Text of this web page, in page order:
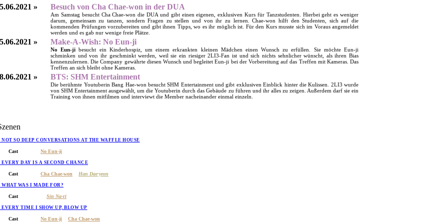
» Besuch von Cha Chae-won in der DUA
Am Samstag besucht Cha Chae-won die DUA und gibt einen eigenen, exklusiven Kurs für Tanzstudenten. Hierbei geht es weniger
darum, gemeinsam zu tanzen, sondern Fragen zu stellen und von ihr zu lernen. Chae-won hilft den Studenten, sich auf die
kommenden Prüfungen vorzubereiten und gibt ihnen Tipps, wo es ihr möglich ist. Für den Kurs musste sich im Voraus angemeldet
werden und es gab nur wenige freie Plätze.
» Make-A-Wish: No Eun-ji
No Eun-ji besucht ein Kinderhospiz, um einem erkrankten kleinen Mädchen einen Wunsch zu erfüllen. Sie möchte Eun-ji
schminken und von ihr geschminkt werden, weil sie ein riesiger 2LI3-Fan ist und sich nichts sehnlicher wünscht, als ihren Bias
kennenzulernen. Die Company gewährte diesen Wunsch und begleitet Eun-ji bei der Vorbereitung auf das Treffen mit Kameras. Das
Treffen an sich bleibt ohne Kameras.
» BTS: SHM Entertainment
Die berühmte Youtuberin Bang Hae-won besucht SHM Entertainment und gibt exklusiven Einblick hinter die Kulissen. 2LI3 wurde
von SHM Entertainment ausgewählt, um die Youtuberin durch das Gebäude zu führen und ihr alles zu zeigen. Außerdem darf sie ein
Training von ihnen mitfilmen und interviewt die Member nacheinander einmal einzeln.
NOT SO DEEP CONVERSATIONS AT THE WAFFLE HOUSE
Cast No Eun-ji
EVERY DAY IS A SECOND CHANCE
Cast Cha Chae-won Han Dae-yeon
WHAT WAS I MADE FOR?
Cast Sin Na-ri
EVERY TIME I SHOW UP, BLOW UP
Cast No Eun-ji Cha Chae-won